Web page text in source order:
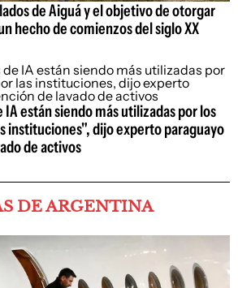
de Aiguá y el objetivo de otorgar
hecho de comienzos del siglo XX
están siendo más utilizadas por los
instituciones", dijo experto paraguayo
de activos
DE ARGENTINA